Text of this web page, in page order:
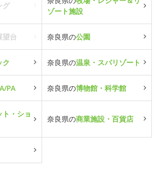
グ
ゾート施設
望台 奈良県の公園
ク 奈良県の温泉・スパリゾート
PA 奈良県の博物館・科学館
ト・ショ
奈良県の商業施設・百貨店